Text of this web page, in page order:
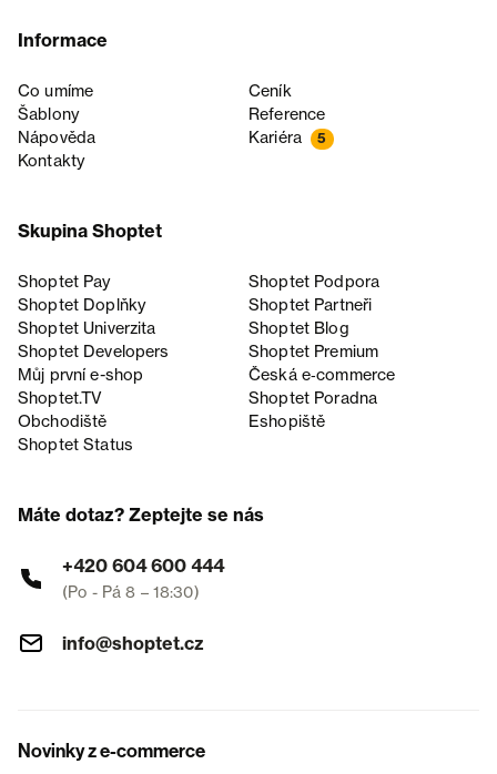
Informace
Co umíme
Ceník
Šablony
Reference
Nápověda
Kariéra 5
Kontakty
Skupina Shoptet
Shoptet Pay
Shoptet Podpora
Shoptet Doplňky
Shoptet Partneři
Shoptet Univerzita
Shoptet Blog
Shoptet Developers
Shoptet Premium
Můj první e-shop
Česká e‑commerce
Shoptet.TV
Shoptet Poradna
Obchodiště
Eshopiště
Shoptet Status
Máte dotaz? Zeptejte se nás
+420 604 600 444
(Po - Pá 8 – 18:30)
info@shoptet.cz
Novinky z e-commerce